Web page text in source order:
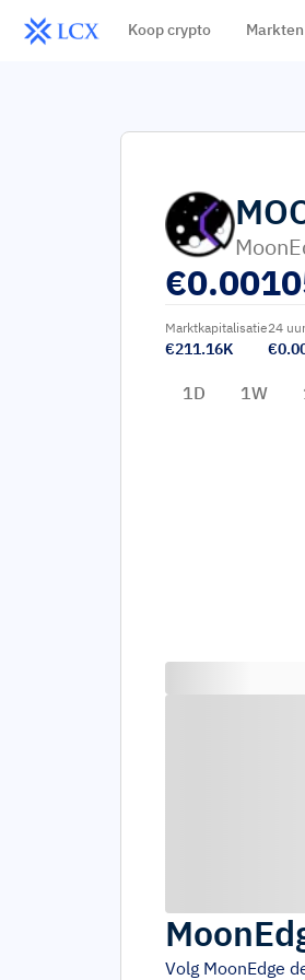
Koop crypto Markten
€
Marktkapitalisatie
€211.16K
24
1D 1W
Volg MoonEdge